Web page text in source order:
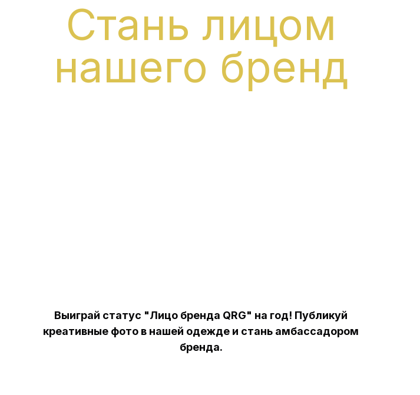
Стань лицом
нашего бренд
Выиграй статус "Лицо бренда QRG" на год! Публикуй
креативные фото в нашей одежде и стань амбассадором
бренда.